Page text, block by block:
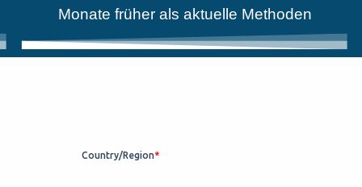
Monate früher als aktuelle Methoden